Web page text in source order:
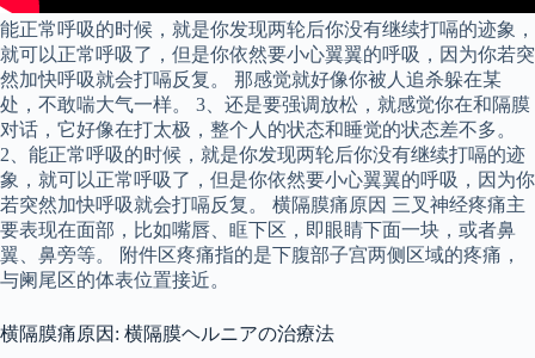
能正常呼吸的时候，就是你发现两轮后你没有继续打嗝的迹象，
就可以正常呼吸了，但是你依然要小心翼翼的呼吸，因为你若突
然加快呼吸就会打嗝反复。 那感觉就好像你被人追杀躲在某
处，不敢喘大气一样。 3、还是要强调放松，就感觉你在和隔膜
对话，它好像在打太极，整个人的状态和睡觉的状态差不多。
2、能正常呼吸的时候，就是你发现两轮后你没有继续打嗝的迹
象，就可以正常呼吸了，但是你依然要小心翼翼的呼吸，因为你
若突然加快呼吸就会打嗝反复。 横隔膜痛原因 三叉神经疼痛主
要表现在面部，比如嘴唇、眶下区，即眼睛下面一块，或者鼻
翼、鼻旁等。 附件区疼痛指的是下腹部子宫两侧区域的疼痛，
与阑尾区的体表位置接近。
横隔膜痛原因: 横隔膜ヘルニアの治療法